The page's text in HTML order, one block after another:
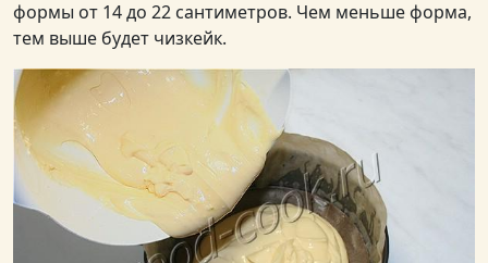
формы от 14 до 22 сантиметров. Чем меньше форма,
тем выше будет чизкейк.